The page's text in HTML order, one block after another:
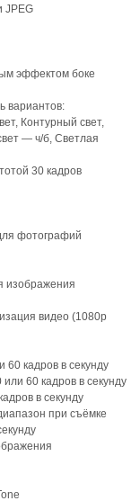
JPEG
эффектом боке
вариантов:
Контурный свет,
— ч/б, Светлая
30 кадров
фотографий
изображения
видео (1080p
60 кадров в секунду
60 кадров в секунду
в секунду
при съёмке